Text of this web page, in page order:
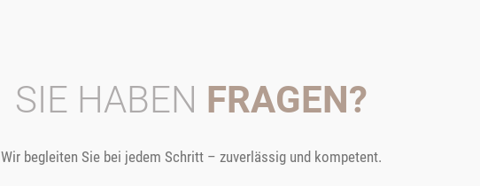
SIE HABEN FRAGEN?
Wir begleiten Sie bei jedem Schritt – zuverlässig und kompetent.